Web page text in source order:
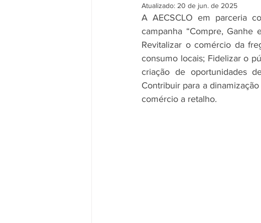
Atualizado: 20 de jun. de 2025
A AECSCLO em parceria
campanha “Compre, Ganhe
Revitalizar o comércio da
consumo locais; Fidelizar o
criação de oportunidades
Contribuir para a
comércio a retalho.